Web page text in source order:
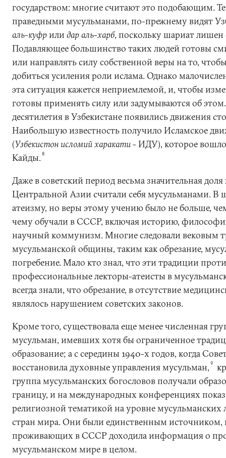
государством: многие считают это подобающим.
праведными мусульманами, по-прежнему видят
аль-куфрилидар аль-харб, поскольку шариат лишен
Подавляющее большинство таких людей готовы
или направлять силу собственной веры на то,
добиться усиления роли ислама. Однако
эта ситуация кажется неприемлемой, и, чтобы
готовы применять силу или задумываются об
десятилетия в Узбекистане появились движения
Наибольшую известность получило Исламское
(Узбекистон исломий харакати- ИДУ), которое вошло
Кайды. 8
Даже в советский период весьма значительная
Центральной Азии считали себя мусульманами. В
атеизму, но веры этому учению было не больше,
чему обучали в СССР, включая историю,
научный коммунизм. Многие следовали вековым
мусульманской общины, таким как обрезание,
погребение. Мало кто знал, что эти традиции
профессиональные лекторы-атеисты в
всегда знали, что обрезание, в отсутствие
являлось нарушением советских законов.
Кроме того, существовала еще менее численная
мусульман, имевших хотя бы ограниченное
образование; а с середины 1940-х годов, когда
восстановила духовные управления мусульман, 9
группа мусульманских богословов получали
границу, и на международных конференциях
религиозной тематикой на уровне мусульманских
стран мира. Они были единственным источником,
проживающих в СССР доходила информация о
мусульманском мире в целом.